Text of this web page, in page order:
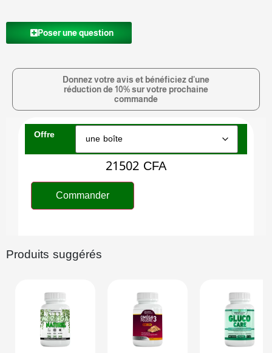
Poser une question
Donnez votre avis et bénéficiez d'une
réduction de 10% sur votre prochaine
commande
Offre
21502 CFA
Commander
Produits suggérés